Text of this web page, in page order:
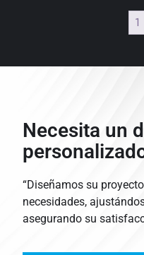
1
Necesita un
“Diseñamos su
necesidades,
asegurando su